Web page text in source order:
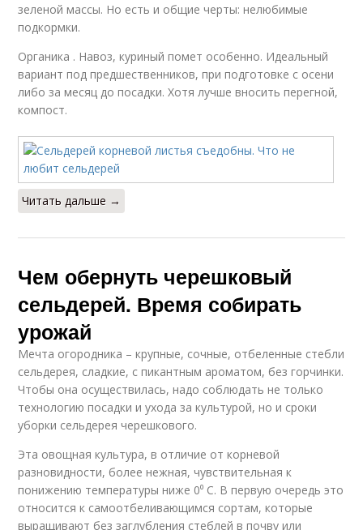
зеленой массы. Но есть и общие черты: нелюбимые
подкормки.
Органика . Навоз, куриный помет особенно. Идеальный
вариант под предшественников, при подготовке с осени
либо за месяц до посадки. Хотя лучше вносить перегной,
компост.
Читать дальше →
Чем обернуть черешковый
сельдерей. Время собирать
урожай
Мечта огородника – крупные, сочные, отбеленные стебли
сельдерея, сладкие, с пикантным ароматом, без горчинки.
Чтобы она осуществилась, надо соблюдать не только
технологию посадки и ухода за культурой, но и сроки
уборки сельдерея черешкового.
Эта овощная культура, в отличие от корневой
разновидности, более нежная, чувствительная к
понижению температуры ниже 0⁰ С. В первую очередь это
относится к самоотбеливающимся сортам, которые
выращивают без заглубления стеблей в почву или